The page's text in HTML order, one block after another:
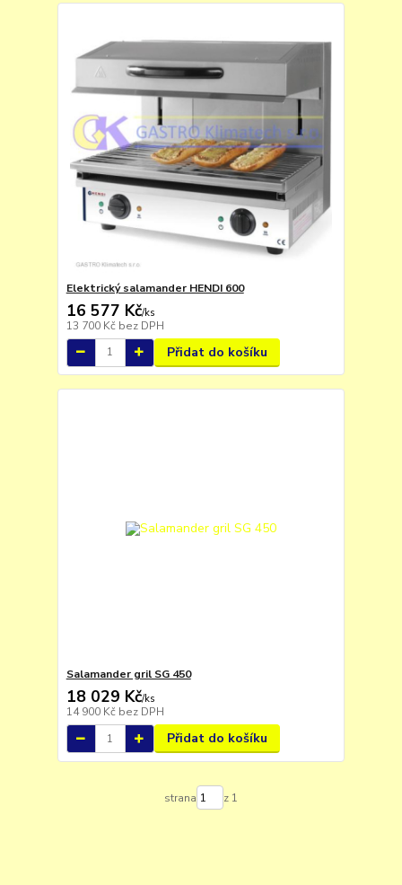
Elektrický salamander HENDI 600
16 577 Kč/ks
13 700 Kč bez DPH
Přidat do košíku
Salamander gril SG 450
18 029 Kč/ks
14 900 Kč bez DPH
Přidat do košíku
strana z 1